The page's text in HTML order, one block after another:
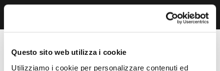
Questo sito web utilizza i cookie
Utilizziamo i cookie per personalizzare contenuti ed